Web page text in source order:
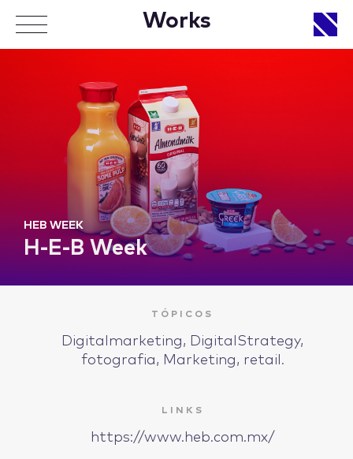
Works
HEB WEEK
H-E-B Week
TÓPICOS
Digitalmarketing, DigitalStrategy,
fotografia, Marketing, retail.
LINKS
https://www.heb.com.mx/
APPROACH
WORKS